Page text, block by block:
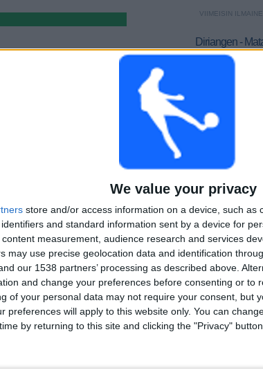
We value your privacy
store and/or access information on a device, such as
and standard information sent by a device for
measurement, audience research and services
may use precise geolocation data and identification
our 1538 partners’ processing as described above.
and change your preferences before consenting or to
of your personal data may not require your consent, but
preferences will apply to this website only. You can
by returning to this site and clicking the "Privacy"
VIIMEISIN
Diriangen -
7.5.2026 Liga Primera por
FIFA+
92
PELIÄ
PELIT
0
PERÄKKÄISET
MAKSUPELIT
5
VS Managua
FC
1
KILPAILUT
RANKING KILPAILUJEN MUKAAN
Liga Primera
Näytä täydellinen ranking